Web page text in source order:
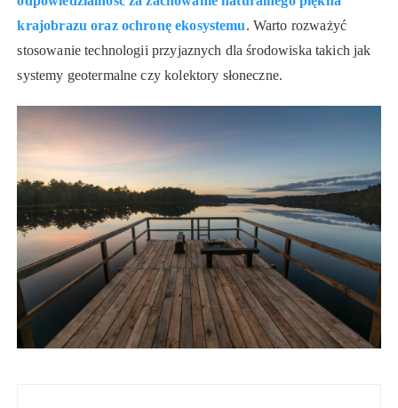
krajobrazu oraz ochronę ekosystemu. Warto rozważyć
stosowanie technologii przyjaznych dla środowiska takich jak
systemy geotermalne czy kolektory słoneczne.